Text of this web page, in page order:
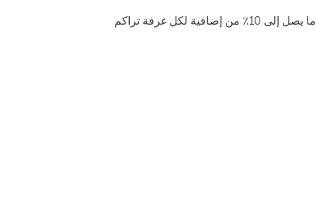
ما يصل إلى 10٪ من إضافية لكل غرفة تراكم